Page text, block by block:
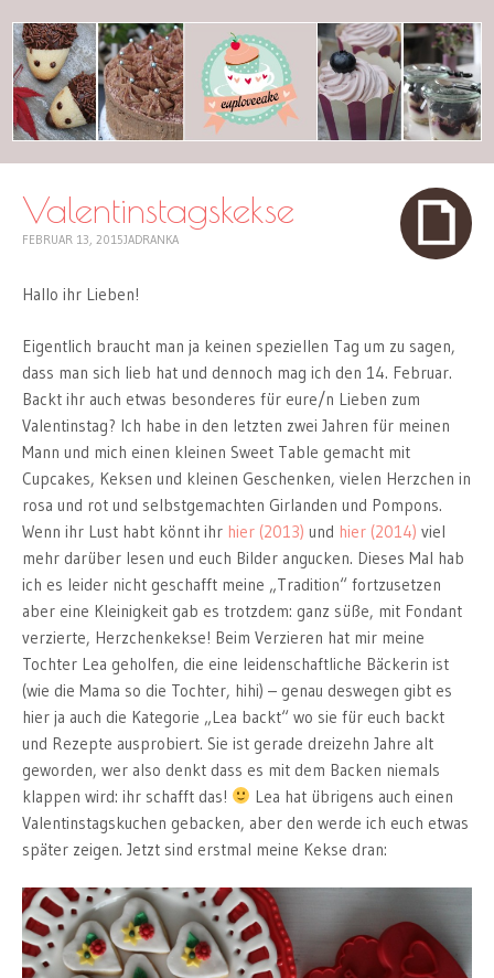
cuplovecake
Valentinstagskekse
FEBRUAR 13, 2015JADRANKA
Hallo ihr Lieben!
Eigentlich braucht man ja keinen speziellen Tag um zu sagen,
dass man sich lieb hat und dennoch mag ich den 14. Februar.
Backt ihr auch etwas besonderes für eure/n Lieben zum
Valentinstag? Ich habe in den letzten zwei Jahren für meinen
Mann und mich einen kleinen Sweet Table gemacht mit
Cupcakes, Keksen und kleinen Geschenken, vielen Herzchen in
rosa und rot und selbstgemachten Girlanden und Pompons.
Wenn ihr Lust habt könnt ihr hier (2013) und hier (2014) viel
mehr darüber lesen und euch Bilder angucken. Dieses Mal hab
ich es leider nicht geschafft meine „Tradition“ fortzusetzen
aber eine Kleinigkeit gab es trotzdem: ganz süße, mit Fondant
verzierte, Herzchenkekse! Beim Verzieren hat mir meine
Tochter Lea geholfen, die eine leidenschaftliche Bäckerin ist
(wie die Mama so die Tochter, hihi) – genau deswegen gibt es
hier ja auch die Kategorie „Lea backt“ wo sie für euch backt
und Rezepte ausprobiert. Sie ist gerade dreizehn Jahre alt
geworden, wer also denkt dass es mit dem Backen niemals
klappen wird: ihr schafft das!
Lea hat übrigens auch einen
Valentinstagskuchen gebacken, aber den werde ich euch etwas
später zeigen. Jetzt sind erstmal meine Kekse dran: